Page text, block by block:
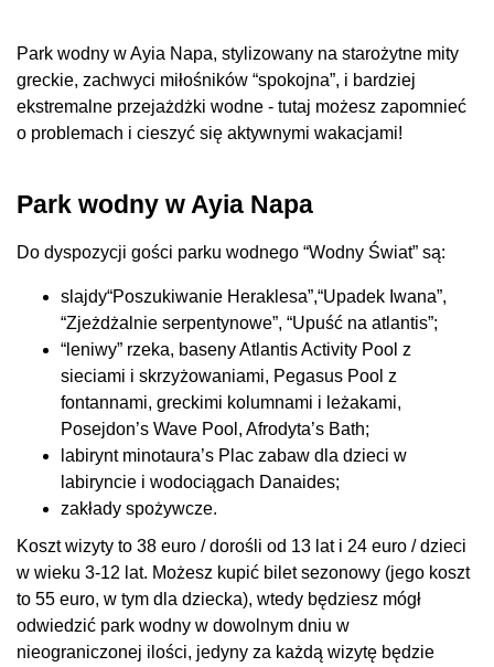
Park wodny w Ayia Napa, stylizowany na starożytne mity
greckie, zachwyci miłośników “spokojna”, i bardziej
ekstremalne przejażdżki wodne - tutaj możesz zapomnieć
o problemach i cieszyć się aktywnymi wakacjami!
Park wodny w Ayia Napa
Do dyspozycji gości parku wodnego “Wodny Świat” są:
slajdy“Poszukiwanie Heraklesa”,“Upadek Iwana”,
“Zjeżdżalnie serpentynowe”, “Upuść na atlantis”;
“leniwy” rzeka, baseny Atlantis Activity Pool z
sieciami i skrzyżowaniami, Pegasus Pool z
fontannami, greckimi kolumnami i leżakami,
Posejdon’s Wave Pool, Afrodyta’s Bath;
labirynt minotaura’s Plac zabaw dla dzieci w
labiryncie i wodociągach Danaides;
zakłady spożywcze.
Koszt wizyty to 38 euro / dorośli od 13 lat i 24 euro / dzieci
w wieku 3-12 lat. Możesz kupić bilet sezonowy (jego koszt
to 55 euro, w tym dla dziecka), wtedy będziesz mógł
odwiedzić park wodny w dowolnym dniu w
nieograniczonej ilości, jedyny za każdą wizytę będzie